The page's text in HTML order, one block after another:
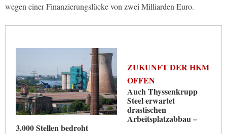
wegen einer Finanzierungslücke von zwei Milliarden Euro.
ZUKUNFT DER HKM
OFFEN
Auch Thyssenkrupp
Steel erwartet
drastischen
Arbeitsplatzabbau –
3.000 Stellen bedroht